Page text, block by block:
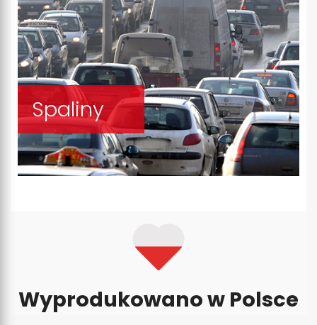
Spaliny
Wyprodukowano w Polsce